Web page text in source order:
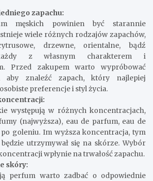
zapachu:
męskich powinien być starannie
wiele różnych rodzajów zapachów,
drzewne, orientalne, bądź
z własnym charakterem i
Przed zakupem warto wypróbować
aby znaleźć zapach, który najlepiej
preferencje i styl życia.
występują w różnych koncentracjach,
(najwyższa), eau de parfum, eau de
goleniu. Im wyższa koncentracja, tym
będzie utrzymywał się na skórze. Wybór
wpłynie na trwałość zapachu.
skóry:
perfum warto zadbać o odpowiednie